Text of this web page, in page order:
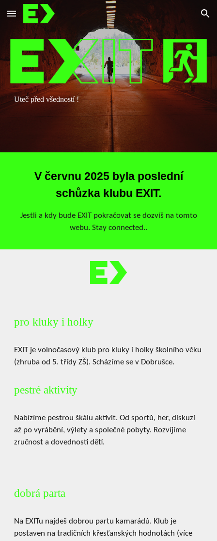
Skip to main content Skip to navigation
Uteč před všedností !
V červnu 2025 byla poslední
schůzka klubu EXIT.
Jestli a kdy bude EXIT pokračovat se dozvíš na tomto
webu. Stay connected..
pro kluky i holky
EXIT je volnočasový klub pro kluky i holky školního věku
(zhruba od 5. třídy ZŠ). Scházíme se v Dobrušce.
pestré aktivity
Nabízíme pestrou škálu aktivit. Od sportů, her, diskuzí
až po vyrábění, výlety a společné pobyty. Rozvíjíme
zručnost a dovednosti dětí.
dobrá parta
Na EXITu najdeš dobrou partu kamarádů. Klub je
postaven na tradičních křesťanských hodnotách (více